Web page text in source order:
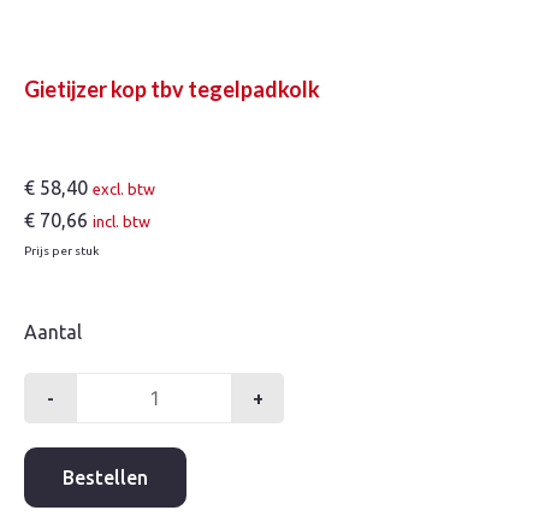
Gietijzer kop tbv tegelpadkolk
€ 58,40 excl. btw
€ 70,66 incl. btw
Prijs per stuk
Aantal
-
kop
tegelpadkolk
+
Bestellen